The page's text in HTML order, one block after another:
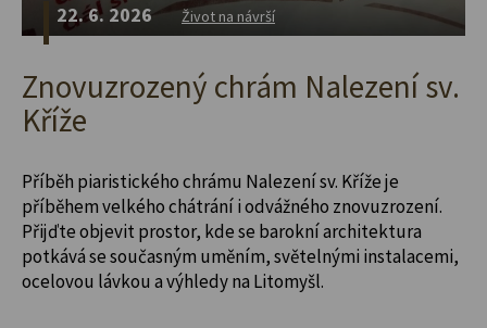
22. 6. 2026 Život na návrší
Znovuzrozený chrám Nalezení sv.
Kříže
Příběh piaristického chrámu Nalezení sv. Kříže je
příběhem velkého chátrání i odvážného znovuzrození.
Přijďte objevit prostor, kde se barokní architektura
potkává se současným uměním, světelnými instalacemi,
ocelovou lávkou a výhledy na Litomyšl.